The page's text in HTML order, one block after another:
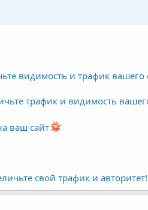
видимость и трафик вашего
трафик и видимость
ваш сайт
свой трафик и авторитет!